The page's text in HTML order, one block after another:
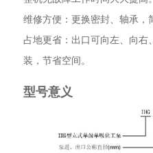
维修方便：更换密封、轴承，
占地更省：出口可向左、向右
装，节省空间。
型号意义